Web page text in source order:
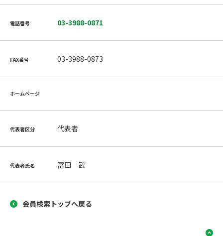
電話番号 03-3988-0871
FAX番号 03-3988-0873
ホームページ
代表者区分 代表者
代表者氏名 冨田 武
会員検索トップへ戻る